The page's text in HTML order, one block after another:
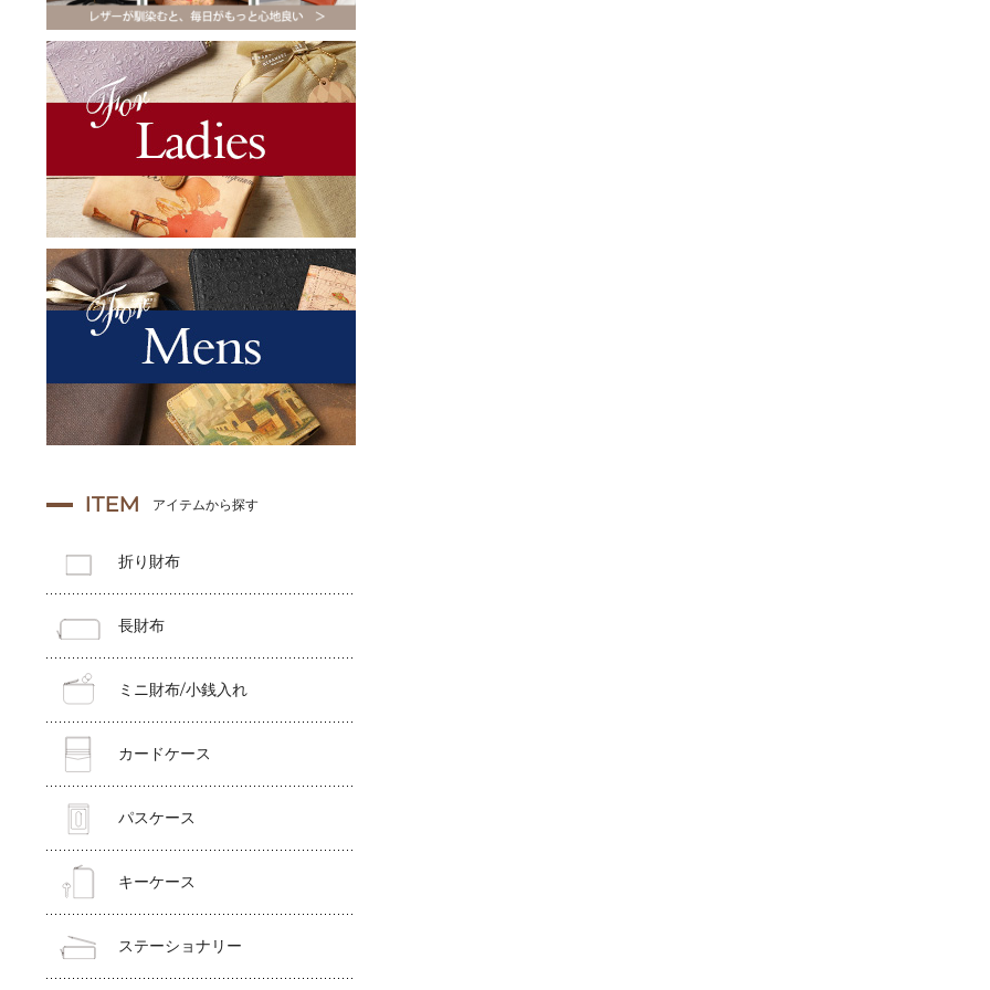
ITEM アイテムから探す
折り財布
長財布
ミニ財布/小銭入れ
カードケース
パスケース
キーケース
ステーショナリー